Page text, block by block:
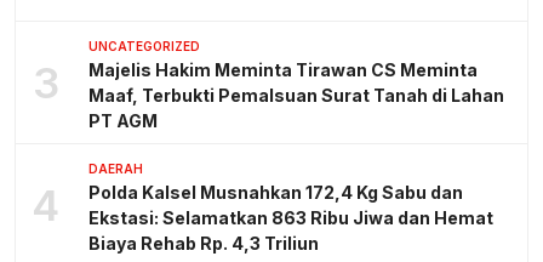
3
UNCATEGORIZED
Majelis Hakim Meminta Tirawan CS Meminta
Maaf, Terbukti Pemalsuan Surat Tanah di Lahan
PT AGM
4
DAERAH
Polda Kalsel Musnahkan 172,4 Kg Sabu dan
Ekstasi: Selamatkan 863 Ribu Jiwa dan Hemat
Biaya Rehab Rp. 4,3 Triliun